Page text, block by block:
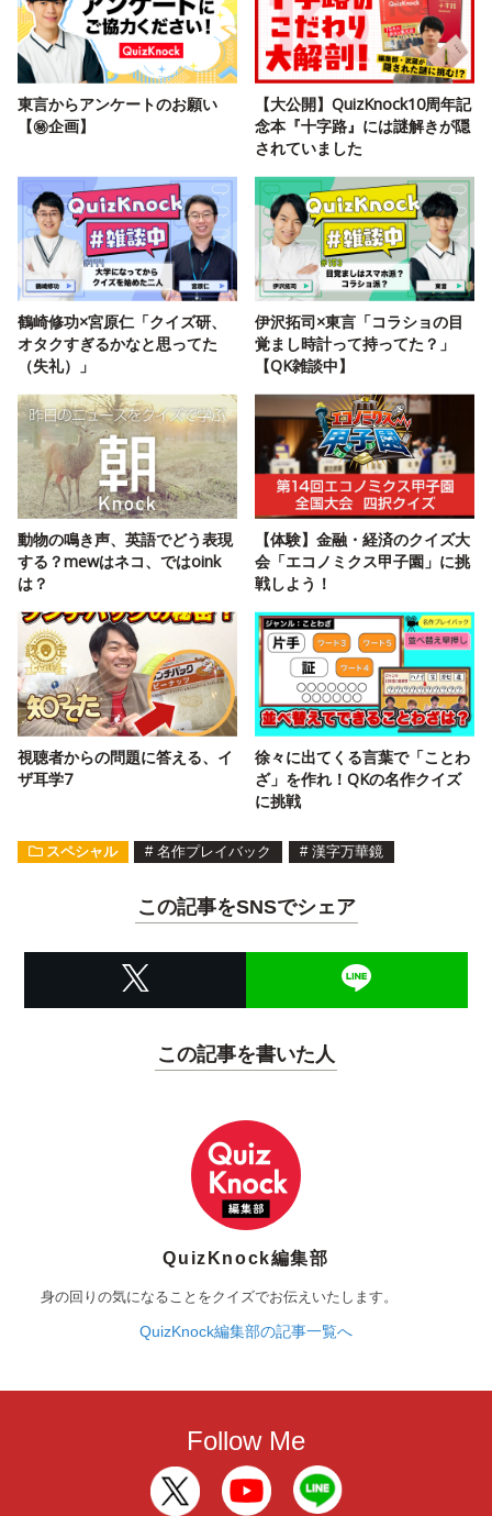
東言からアンケートのお願い
【㊙️企画】
【大公開】QuizKnock10周年記
念本『十字路』には謎解きが隠
されていました
鶴崎修功×宮原仁「クイズ研、
オタクすぎるかなと思ってた
（失礼）」
伊沢拓司×東言「コラショの目
覚まし時計って持ってた？」
【QK雑談中】
動物の鳴き声、英語でどう表現
する？mewはネコ、ではoink
は？
【体験】金融・経済のクイズ大
会「エコノミクス甲子園」に挑
戦しよう！
視聴者からの問題に答える、イ
ザ耳学7
徐々に出てくる言葉で「ことわ
ざ」を作れ！QKの名作クイズ
に挑戦
スペシャル # 名作プレイバック # 漢字万華鏡
この記事をSNSでシェア
この記事を書いた人
QuizKnock編集部
身の回りの気になることをクイズでお伝えいたします。
QuizKnock編集部の記事一覧へ
Follow Me